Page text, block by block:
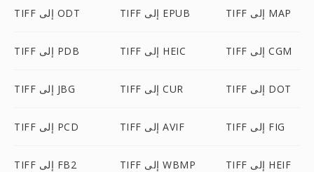
TIFF إلى ODT TIFF إلى EPUB TIFF إلى MAP
TIFF إلى PDB TIFF إلى HEIC TIFF إلى CGM
TIFF إلى JBG TIFF إلى CUR TIFF إلى DOT
TIFF إلى PCD TIFF إلى AVIF TIFF إلى FIG
TIFF إلى FB2 TIFF إلى WBMP TIFF إلى HEIF